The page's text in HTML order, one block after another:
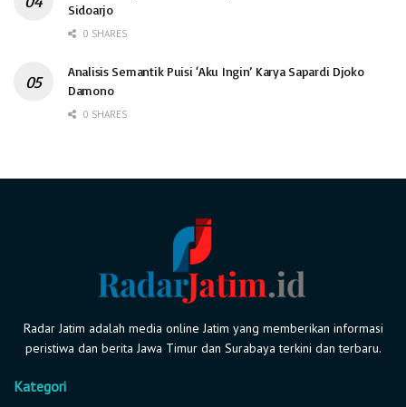
Sidoarjo
0 SHARES
Analisis Semantik Puisi ‘Aku Ingin’ Karya Sapardi Djoko
Damono
0 SHARES
Radar Jatim adalah media online Jatim yang memberikan informasi
peristiwa dan berita Jawa Timur dan Surabaya terkini dan terbaru.
Kategori